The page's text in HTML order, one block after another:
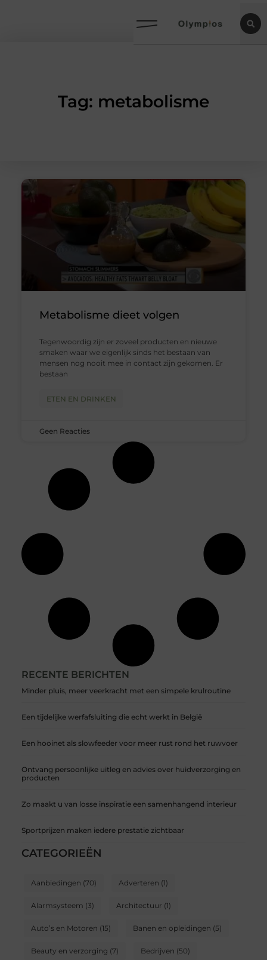
Tag: metabolisme
RECENTE BERICHTEN
Minder pluis, meer veerkracht met een simpele krulroutine
Een tijdelijke werfafsluiting die echt werkt in België
Een hooinet als slowfeeder voor meer rust rond het ruwvoer
Ontvang persoonlijke uitleg en advies over huidverzorging en
producten
Zo maakt u van losse inspiratie een samenhangend interieur
Sportprijzen maken iedere prestatie zichtbaar
CATEGORIEËN
Aanbiedingen (70) Adverteren (1)
Alarmsysteem (3) Architectuur (1)
Auto’s en Motoren (15) Banen en opleidingen (5)
Beauty en verzorging (7) Bedrijven (50)
Metabolisme dieet volgen
Tegenwoordig zijn er zoveel producten en nieuwe
smaken waar we eigenlijk sinds het bestaan van
mensen nog nooit mee in contact zijn gekomen. Er
bestaan
ETEN EN DRINKEN
Geen Reacties